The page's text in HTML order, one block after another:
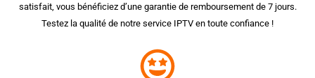
satisfait, vous bénéficiez d’une garantie de remboursement de 7 jours.
Testez la qualité de notre service IPTV en toute confiance !